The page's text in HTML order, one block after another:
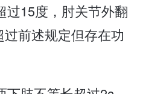
过15度，肘关节外翻
前述规定但存在功